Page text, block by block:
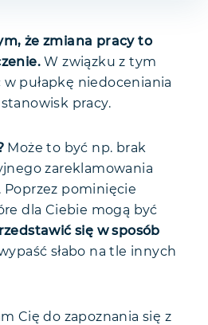
że zmiana pracy to
W związku z tym
pułapkę niedoceniania
pracy.
Może to być np. brak
zareklamowania
pominięcie
dla Ciebie mogą być
się w sposób
słabo na tle innych
Cię do zapoznania się z